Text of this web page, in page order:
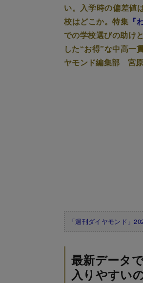
い。入学時の偏差値
校はどこか。特集 『
での学校選びの助け
した“お得”な中高一
ヤモンド編集部 宮原
「週刊ダイヤモンド」
最新データ
入りやすい